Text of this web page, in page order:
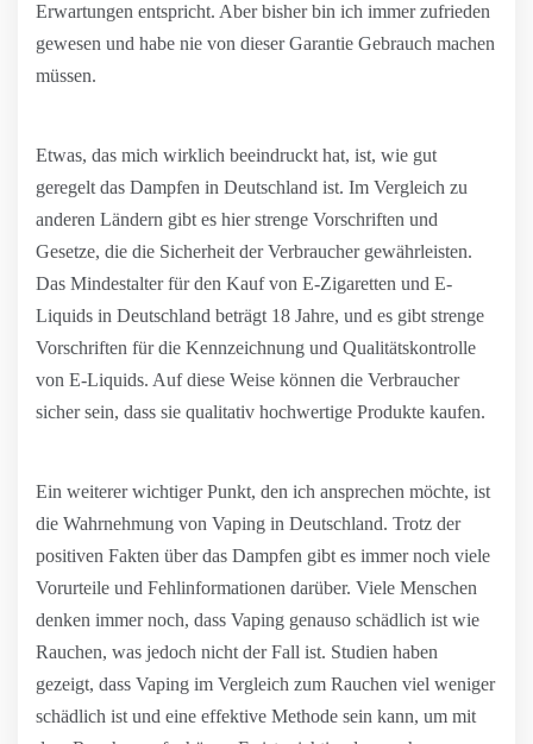
Erwartungen entspricht. Aber bisher bin ich immer zufrieden
gewesen und habe nie von dieser Garantie Gebrauch machen
müssen.
Etwas, das mich wirklich beeindruckt hat, ist, wie gut
geregelt das Dampfen in Deutschland ist. Im Vergleich zu
anderen Ländern gibt es hier strenge Vorschriften und
Gesetze, die die Sicherheit der Verbraucher gewährleisten.
Das Mindestalter für den Kauf von E-Zigaretten und E-
Liquids in Deutschland beträgt 18 Jahre, und es gibt strenge
Vorschriften für die Kennzeichnung und Qualitätskontrolle
von E-Liquids. Auf diese Weise können die Verbraucher
sicher sein, dass sie qualitativ hochwertige Produkte kaufen.
Ein weiterer wichtiger Punkt, den ich ansprechen möchte, ist
die Wahrnehmung von Vaping in Deutschland. Trotz der
positiven Fakten über das Dampfen gibt es immer noch viele
Vorurteile und Fehlinformationen darüber. Viele Menschen
denken immer noch, dass Vaping genauso schädlich ist wie
Rauchen, was jedoch nicht der Fall ist. Studien haben
gezeigt, dass Vaping im Vergleich zum Rauchen viel weniger
schädlich ist und eine effektive Methode sein kann, um mit